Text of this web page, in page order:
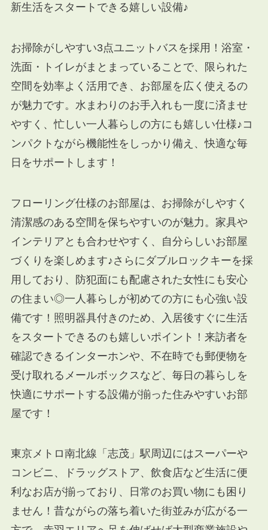
新生活をスタートできる嬉しい設備♪
お掃除がしやすい3点ユニットバスを採用！浴室・
洗面・トイレがまとまっていることで、限られた
空間を効率よく活用でき、お部屋を広く使えるの
が魅力です。水まわりのお手入れも一度に済ませ
やすく、忙しい一人暮らしの方にも嬉しい仕様♪コ
ンパクトながら機能性をしっかり備え、快適な毎
日をサポートします！
フローリング仕様のお部屋は、お掃除がしやすく
清潔感のある空間を保ちやすいのが魅力。家具や
インテリアとも合わせやすく、自分らしいお部屋
づくりを楽しめます♪さらにダブルロックキーを採
用しており、防犯面にも配慮された女性にも安心
の住まい◎一人暮らしが初めての方にも心強い設
備です！照明器具付きのため、入居後すぐに生活
をスタートできるのも嬉しいポイント！来訪者を
確認できるインターホンや、不在時でも郵便物を
受け取れるメールボックスなど、毎日の暮らしを
快適にサポートする設備が揃った住みやすいお部
屋です！
東京メトロ南北線「志茂」駅周辺にはスーパーや
コンビニ、ドラッグストア、飲食店など生活に便
利なお店が揃っており、日常のお買い物にも困り
ません！昔ながらの落ち着いた街並みが広がる一